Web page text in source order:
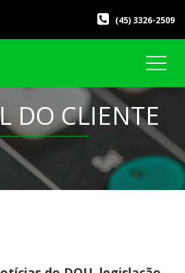
(45) 3326-2509
DO CLIENTE